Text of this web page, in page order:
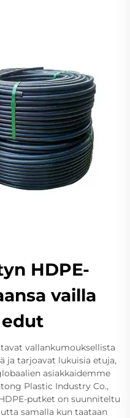
HDPE-
vailla
vallankumouksellista
ja tarjoavat lukuisia etuja,
asiakkaidemme
Plastic Industry Co.,
putket on suunniteltu
samalla kun taataan